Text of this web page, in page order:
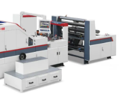
اتصل
الأسئلة الشائعة